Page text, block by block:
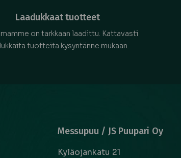
Laadukkaat tuotteet
on tarkkaan laadittu. Kattavasti
tuotteita kysyntänne mukaan.
Messupuu / JS Puupari Oy
Kyläojankatu 21